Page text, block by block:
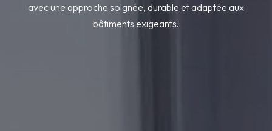
avec une approche soignée, durable et adaptée aux
bâtiments exigeants.